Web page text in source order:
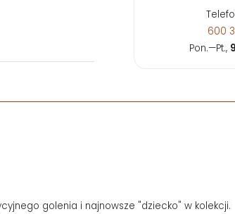
600
Pon.—Pt.,
golenia i najnowsze "dziecko" w kolekcji.